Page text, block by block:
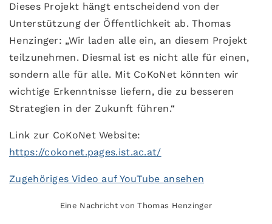
Dieses Projekt hängt entscheidend von der
Unterstützung der Öffentlichkeit ab. Thomas
Henzinger: „Wir laden alle ein, an diesem Projekt
teilzunehmen. Diesmal ist es nicht alle für einen,
sondern alle für alle. Mit CoKoNet könnten wir
wichtige Erkenntnisse liefern, die zu besseren
Strategien in der Zukunft führen.“
Link zur CoKoNet Website:
https://cokonet.pages.ist.ac.at/
Zugehöriges Video auf YouTube ansehen
Eine Nachricht von Thomas Henzinger